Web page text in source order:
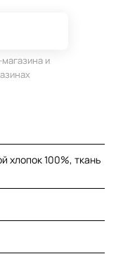
и
хлопок 100%, ткань